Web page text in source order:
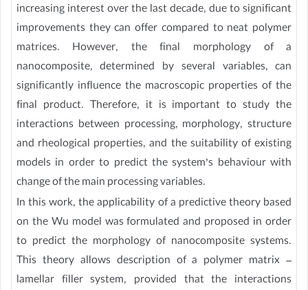
increasing interest over the last decade, due to significant
improvements they can offer compared to neat polymer
matrices. However, the final morphology of a
nanocomposite, determined by several variables, can
significantly influence the macroscopic properties of the
final product. Therefore, it is important to study the
interactions between processing, morphology, structure
and rheological properties, and the suitability of existing
models in order to predict the system’s behaviour with
change of the main processing variables.
In this work, the applicability of a predictive theory based
on the Wu model was formulated and proposed in order
to predict the morphology of nanocomposite systems.
This theory allows description of a polymer matrix –
lamellar filler system, provided that the interactions